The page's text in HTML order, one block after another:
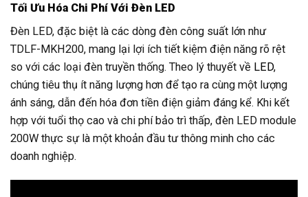
Tối Ưu Hóa Chi Phí Với Đèn LED
Đèn LED, đặc biệt là các dòng đèn công suất lớn như
TDLF-MKH200, mang lại lợi ích tiết kiệm điện năng rõ rệt
so với các loại đèn truyền thống. Theo lý thuyết về LED,
chúng tiêu thụ ít năng lượng hơn để tạo ra cùng một lượng
ánh sáng, dẫn đến hóa đơn tiền điện giảm đáng kể. Khi kết
hợp với tuổi thọ cao và chi phí bảo trì thấp, đèn LED module
200W thực sự là một khoản đầu tư thông minh cho các
doanh nghiệp.